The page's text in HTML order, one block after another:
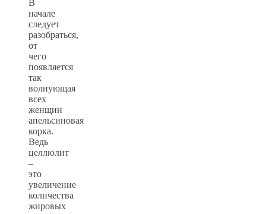
В
начале
следует
разобраться,
от
чего
появляется
так
волнующая
всех
женщин
апельсиновая
корка.
Ведь
целлюлит
–
это
увеличение
количества
жировых